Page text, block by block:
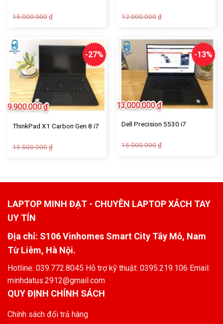
15.000.000 ₫ 12.000.000 ₫
-27%
ThinkPad X1 Carbon Gen 8 i7
13.500.000 ₫
9.900.000₫
-13%
Dell Precision 5530 i7
15.000.000 ₫
13.000.000₫
LAPTOP MINH ĐẠT - CHUYÊN LAPTOP XÁCH TAY
UY TÍN
Địa chỉ: S106 Vinhomes Smart City Tây Mỗ, Nam
Từ Liêm, Hà Nội.
Hotline: 039.772.8045 Hỗ trợ kỹ thuật: 0395.219.106 Email:
minhdatus.2912@gmail.com
QUY ĐỊNH CHÍNH SÁCH
Chính sách đổi trả hàng